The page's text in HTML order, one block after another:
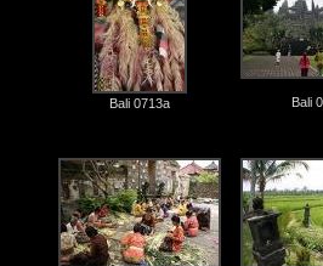
Bali 0713a Bali